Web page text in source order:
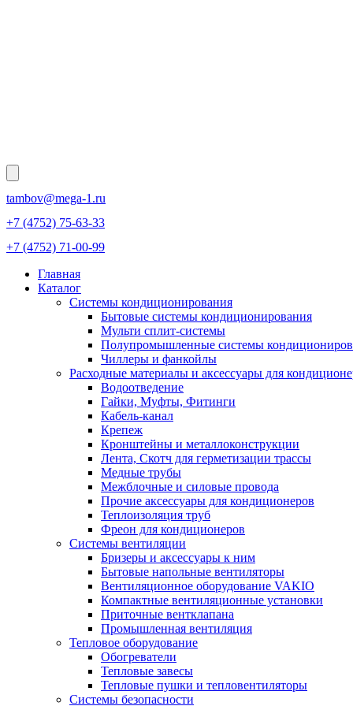
tambov@mega-1.ru
+7 (4752) 75-63-33
+7 (4752) 71-00-99
Главная
Каталог
Системы кондиционирования
Бытовые системы кондиционирования
Мульти сплит-системы
Полупромышленные системы
Чиллеры и фанкойлы
Расходные материалы и аксессуары для
Водоотведение
Гайки, Муфты, Фитинги
Кабель-канал
Крепеж
Кронштейны и металлоконструкции
Лента, Скотч для герметизации трассы
Медные трубы
Межблочные и силовые провода
Прочие аксессуары для кондиционеров
Теплоизоляция труб
Фреон для кондиционеров
Системы вентиляции
Бризеры и аксессуары к ним
Бытовые напольные вентиляторы
Вентиляционное оборудование VAKIO
Компактные вентиляционные установки
Приточные вентклапана
Промышленная вентиляция
Тепловое оборудование
Обогреватели
Тепловые завесы
Тепловые пушки и тепловентиляторы
Системы безопасности